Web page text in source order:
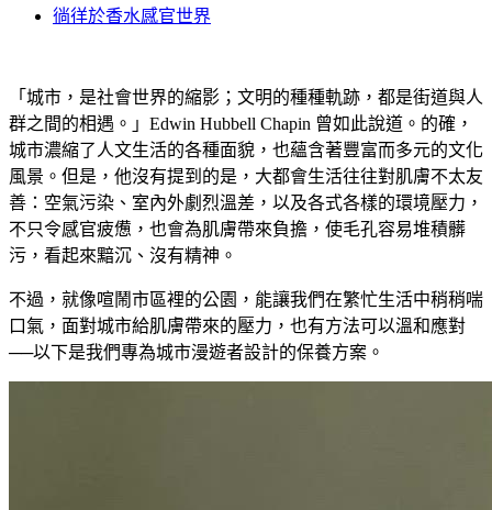
徜徉於香水感官世界
「城市，是社會世界的縮影；文明的種種軌跡，都是街道與人
群之間的相遇。」Edwin Hubbell Chapin 曾如此說道。的確，
城市濃縮了人文生活的各種面貌，也蘊含著豐富而多元的文化
風景。但是，他沒有提到的是，大都會生活往往對肌膚不太友
善：空氣污染、室內外劇烈溫差，以及各式各樣的環境壓力，
不只令感官疲憊，也會為肌膚帶來負擔，使毛孔容易堆積髒
污，看起來黯沉、沒有精神。
不過，就像喧鬧市區裡的公園，能讓我們在繁忙生活中稍稍喘
口氣，面對城市給肌膚帶來的壓力，也有方法可以溫和應對
──以下是我們專為城市漫遊者設計的保養方案。